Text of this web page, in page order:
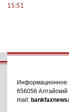
15:51
Информационное
656056 Алтайский
mail: